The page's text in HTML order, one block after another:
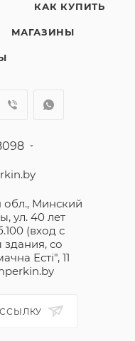
КАК КУПИТЬ
МАГАЗИНЫ
обл., Минский
ул. 40 лет
(вход с
со
Естi", 11